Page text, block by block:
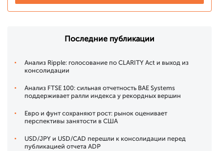
Последние публикации
Анализ Ripple: голосование по CLARITY Act и выход из
консолидации
Анализ FTSE 100: сильная отчетность BAE Systems
поддерживает ралли индекса у рекордных вершин
Евро и фунт сохраняют рост: рынок оценивает
перспективы занятости в США
USD/JPY и USD/CAD перешли к консолидации перед
публикацией отчета ADP